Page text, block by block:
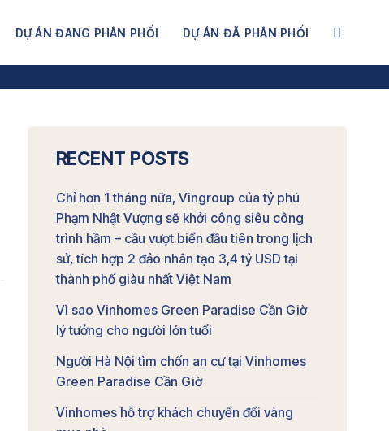
DỰ ÁN ĐANG PHÂN PHỐI DỰ ÁN ĐÃ PHÂN PHỐI
RECENT POSTS
Chỉ hơn 1 tháng nữa, Vingroup của tỷ phú
Phạm Nhật Vượng sẽ khởi công siêu công
trình hầm – cầu vượt biển đầu tiên trong lịch
sử, tích hợp 2 đảo nhân tạo 3,4 tỷ USD tại
thành phố giàu nhất Việt Nam
Vì sao Vinhomes Green Paradise Cần Giờ
lý tưởng cho người lớn tuổi
Người Hà Nội tìm chốn an cư tại Vinhomes
Green Paradise Cần Giờ
Vinhomes hỗ trợ khách chuyển đổi vàng